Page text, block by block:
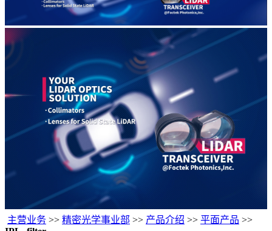
主营业务 >> 精密光学事业部 >> 产品介绍 >> 平面产品 >>